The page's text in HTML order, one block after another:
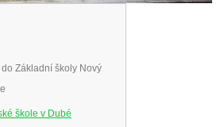
Základní školy Nový
škole v Dubé